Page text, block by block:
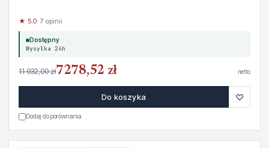
★ 5.0· 7 opinii
Dostępny
Wysyłka 24h
11 932,00 zł7278,52 zł netto
Do koszyka ♡
Dodaj do porównania